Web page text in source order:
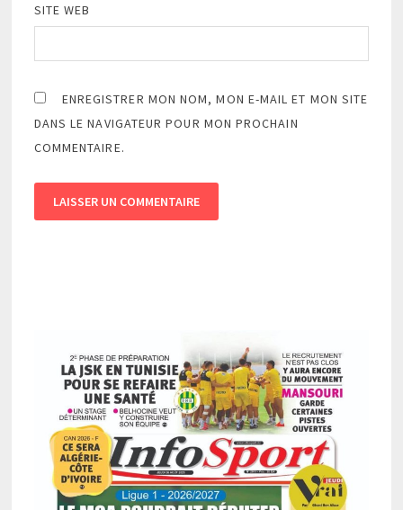
SITE WEB
ENREGISTRER MON NOM, MON E-MAIL ET MON SITE
DANS LE NAVIGATEUR POUR MON PROCHAIN
COMMENTAIRE.